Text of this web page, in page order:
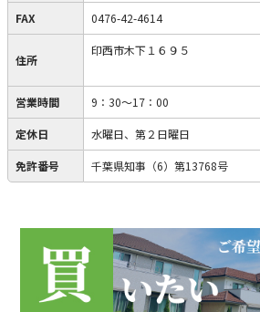
FAX 0476-42-4614
住所
印西市木下１６９５
営業時間 9：30～17：00
定休日 水曜日、第２日曜日
免許番号 千葉県知事（6）第13768号